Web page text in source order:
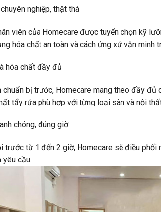
nghiệp, thật thà
viên của Homecare được tuyển chọn kỹ
hóa chất an toàn và cách ứng xử văn minh
hóa chất đầy đủ
chuẩn bị trước, Homecare mang theo đầy đủ
tẩy rửa phù hợp với từng loại sàn và nội
chóng, đúng giờ
trước từ 1 đến 2 giờ, Homecare sẽ điều phối
yêu cầu.